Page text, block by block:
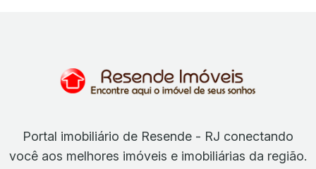
Portal imobiliário de Resende - RJ conectando
você aos melhores imóveis e imobiliárias da região.